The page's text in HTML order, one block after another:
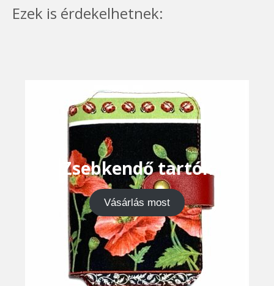
Ezek is érdekelhetnek:
Zsebkendő tartók
Vásárlás most